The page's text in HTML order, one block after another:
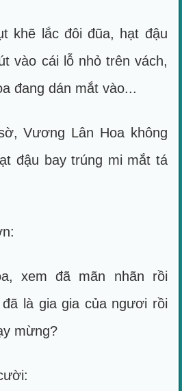
khẽ lắc đôi đũa, hạt đậu
vào cái lỗ nhỏ trên vách,
đang dán mắt vào...
Vương Lân Hoa không
đậu bay trúng mi mắt tá
xem đã mãn nhãn rồi
là gia gia của ngươi rồi
mừng?